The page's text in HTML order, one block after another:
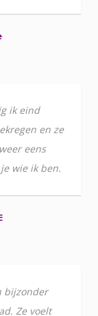
ik eind
en ze
eens
wie ik ben.
bijzonder
Ze voelt